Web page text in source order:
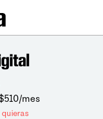
mes